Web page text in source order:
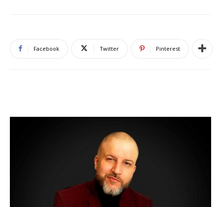
Facebook Twitter Pinterest